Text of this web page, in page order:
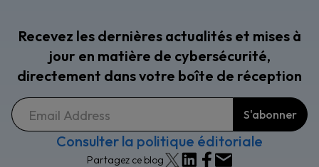
Recevez les dernières actualités et mises à
jour en matière de cybersécurité,
directement dans votre boîte de réception
Consulter la politique éditoriale
Partagez ce blog